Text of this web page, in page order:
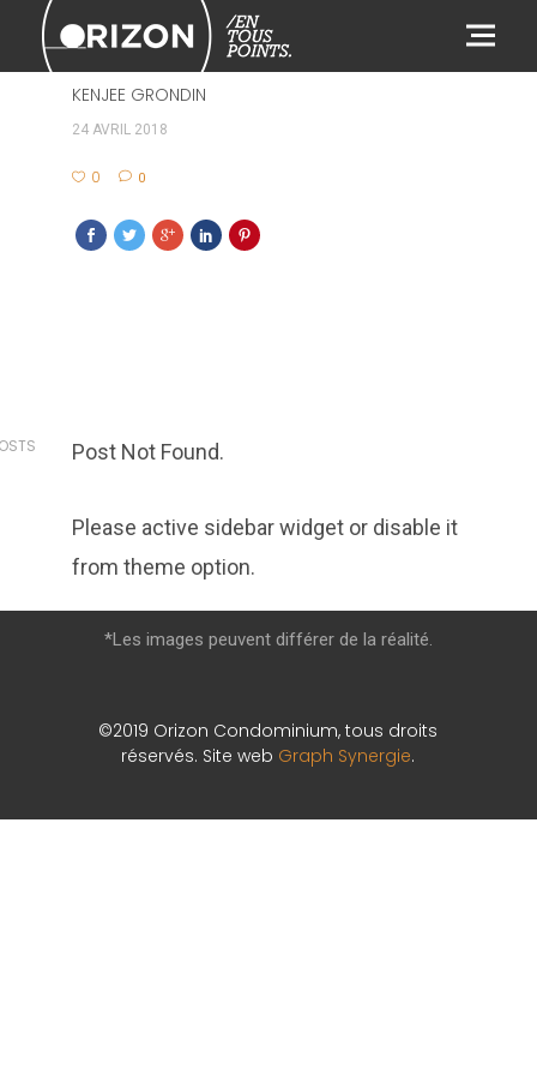
612
KENJEE GRONDIN
24 AVRIL 2018
0 0
Post Not Found.
Please active sidebar widget or disable it
from theme option.
*Les images peuvent différer de la réalité.
©2019 Orizon Condominium, tous droits
réservés. Site web Graph Synergie.